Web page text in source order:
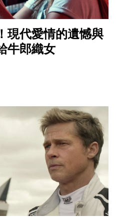
現代愛情的遺憾與
牛郎織女